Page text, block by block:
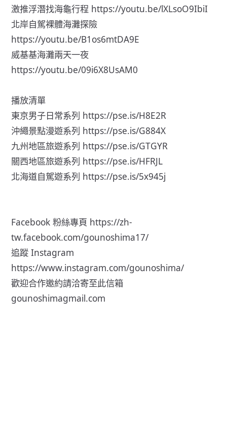
激推浮潛找海龜行程 https://youtu.be/lXLsoO9IbiI
北岸自駕裸體海灘探險
https://youtu.be/B1os6mtDA9E
威基基海灘兩天一夜
https://youtu.be/09i6X8UsAM0
播放清單
東京男子日常系列 https://pse.is/H8E2R
沖繩景點漫遊系列 https://pse.is/G884X
九州地區旅遊系列 https://pse.is/GTGYR
關西地區旅遊系列 https://pse.is/HFRJL
北海道自駕遊系列 https://pse.is/5x945j
Facebook 粉絲專頁 https://zh-
tw.facebook.com/gounoshima17/
追蹤 Instagram
https://www.instagram.com/gounoshima/
歡迎合作邀約請洽寄至此信箱
gounoshimagmail.com